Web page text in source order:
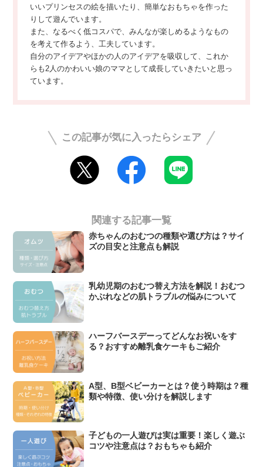
いいプリンセスの絵を描いたり、簡単なおもちゃを作った
りして遊んでいます。
また、なるべく低コスパで、みんなが楽しめるようなもの
を考えて作るよう、工夫しています。
自分のアイデアやほかの人のアイデアを吸収して、これか
らも2人のかわいい娘のママとして成長していきたいと思っ
ています。
この記事が気に入ったらシェア
関連する記事一覧
赤ちゃんのおむつの種類や選び方は？サイ
ズの目安と注意点も解説
乳幼児期のおむつ替え方法を解説！おむつ
かぶれなどの肌トラブルの悩みについて
ハーフバースデーってどんなお祝いをす
る？おすすめ離乳食ケーキもご紹介
A型、B型ベビーカーとは？使う時期は？種
類や特徴、使い分けを解説します
子どもの一人遊びは実は重要！楽しく遊ぶ
コツや注意点は？おもちゃも紹介